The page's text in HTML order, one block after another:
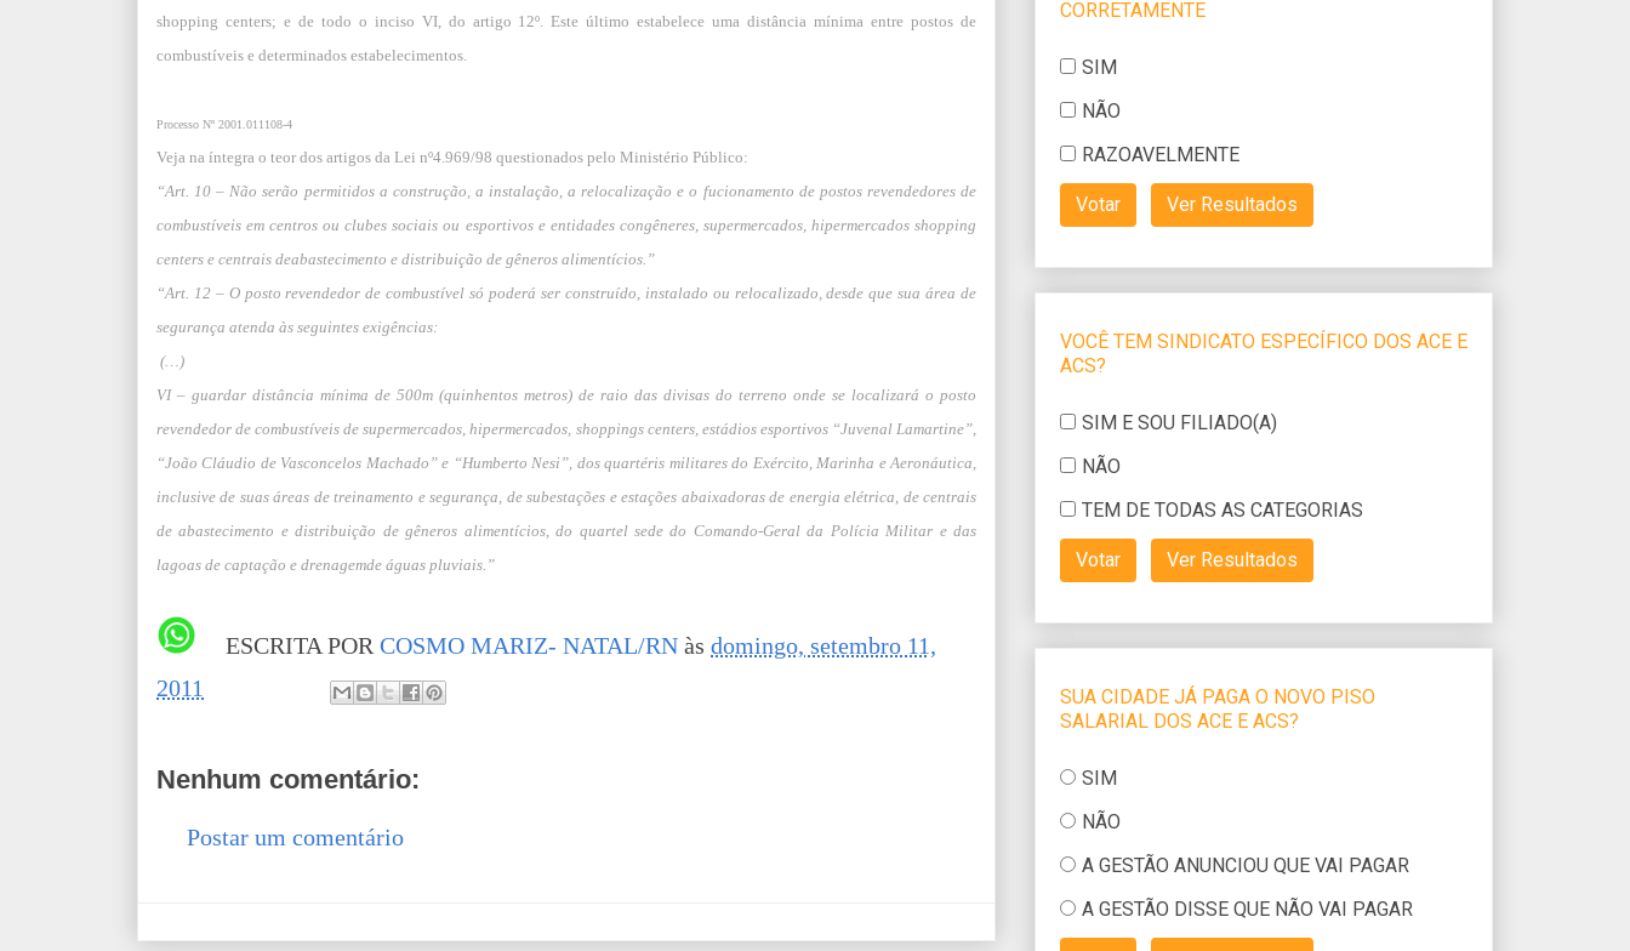
shopping centers; e de todo o inciso VI, do artigo 12º. Este último estabelece uma distância mínima entre postos de
combustíveis e determinados estabelecimentos.
Processo Nº 2001.011108-4
Veja na íntegra o teor dos artigos da Lei nº4.969/98 questionados pelo Ministério Público:
“Art. 10 – Não serão permitidos a construção, a instalação, a relocalização e o fucionamento de postos revendedores de
combustíveis em centros ou clubes sociais ou esportivos e entidades congêneres, supermercados, hipermercados shopping
centers e centrais deabastecimento e distribuição de gêneros alimentícios.”
“Art. 12 – O posto revendedor de combustível só poderá ser construído, instalado ou relocalizado, desde que sua área de
segurança atenda às seguintes exigências:
(…)
VI – guardar distância mínima de 500m (quinhentos metros) de raio das divisas do terreno onde se localizará o posto
revendedor de combustíveis de supermercados, hipermercados, shoppings centers, estádios esportivos “Juvenal Lamartine”,
“João Cláudio de Vasconcelos Machado” e “Humberto Nesi”, dos quartéris militares do Exército, Marinha e Aeronáutica,
inclusive de suas áreas de treinamento e segurança, de subestações e estações abaixadoras de energia elétrica, de centrais
de abastecimento e distribuição de gêneros alimentícios, do quartel sede do Comando-Geral da Polícia Militar e das
lagoas de captação e drenagemde águas pluviais.”
ESCRITA POR COSMO MARIZ- NATAL/RN às domingo, setembro 11,
2011
Nenhum comentário:
Postar um comentário